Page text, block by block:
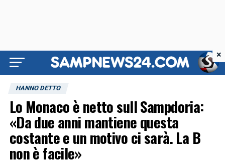
HANNO DETTO
Lo Monaco è netto sull Sampdoria:
«Da due anni mantiene questa
costante e un motivo ci sarà. La B
non è facile»
×